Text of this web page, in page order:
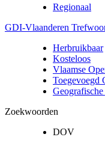
Regionaal
GDI-Vlaanderen
Herbruikbaar
Kosteloos
Vlaamse
Toegevoegd
Geografische
Zoekwoorden
DOV